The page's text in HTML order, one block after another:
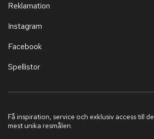
Reklamation
Instagram
Facebook
Spellistor
Få inspiration, service och exklusiv access till
mest unika resmålen.